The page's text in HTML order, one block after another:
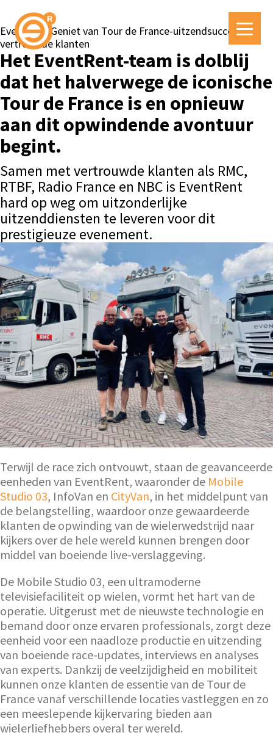
EventRent Geniet van Tour de France-uitzendsucces met
vertrouwde klanten
Het EventRent-team is dolblij
dat het halverwege de iconische
Tour de France is en opnieuw
aan dit opwindende avontuur
begint.
Samen met vertrouwde klanten als RMC,
RTBF, Radio France en NBC is EventRent
hard op weg om uitzonderlijke
uitzenddiensten te leveren voor dit
prestigieuze evenement.
Terwijl de race zich ontvouwt, staan de geavanceerde
eenheden van EventRent, waaronder de Mobile
Studio 03, InfoVan en CityVan, in het middelpunt van
de belangstelling, waardoor onze gewaardeerde
klanten de opwinding van de wielerwedstrijd naar
kijkers over de hele wereld kunnen brengen door
middel van boeiende live-verslaggeving.
De Mobile Studio 03, een ultramoderne
televisiefaciliteit op wielen, vormt het hart van de
operatie. Uitgerust met de nieuwste technologie en
bemand door onze ervaren professionals, zorgt deze
eenheid voor een naadloze productie en uitzending
van boeiende race-updates, interviews en analyses
van experts. Dankzij de veelzijdigheid en mobiliteit
kunnen onze klanten de essentie van de Tour de
France vanaf verschillende locaties vastleggen en zo
een meeslepende kijkervaring bieden aan
wielerliefhebbers overal ter wereld.